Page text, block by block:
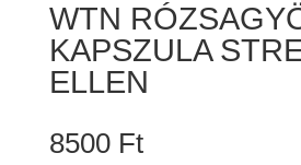
WTN
KAPSZULA
ELLEN
8500 Ft